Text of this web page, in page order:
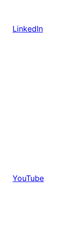
LinkedIn
YouTube